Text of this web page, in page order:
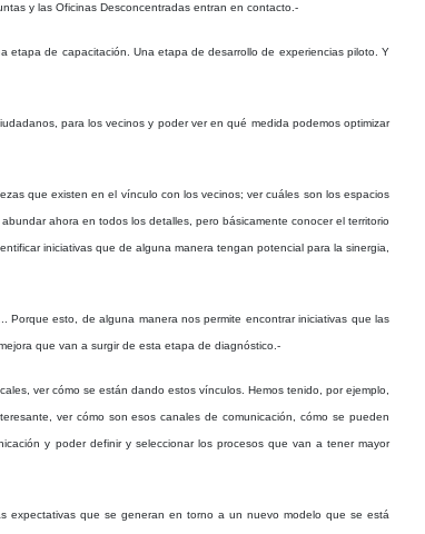
y las Oficinas Desconcentradas entran en contacto.-
de capacitación. Una etapa de desarrollo de experiencias piloto. Y
para los vecinos y poder ver en qué medida podemos optimizar
que existen en el vínculo con los vecinos; ver cuáles son los espacios
ahora en todos los detalles, pero básicamente conocer el territorio
iniciativas que de alguna manera tengan potencial para la sinergia,
Porque esto, de alguna manera nos permite encontrar iniciativas que las
que van a surgir de esta etapa de diagnóstico.-
ver cómo se están dando estos vínculos. Hemos tenido, por ejemplo,
ver cómo son esos canales de comunicación, cómo se pueden
y poder definir y seleccionar los procesos que van a tener mayor
expectativas que se generan en torno a un nuevo modelo que se está